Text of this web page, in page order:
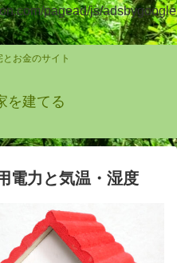
pagead/js/adsbygoogle
お金のサイト
を建てる
電力と気温・湿度